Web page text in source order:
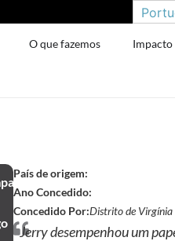
O que fazemos Impacto
País de origem:
Ano Concedido:
Concedido Por:Distrito de Virgínia
Jerry desempenhou um